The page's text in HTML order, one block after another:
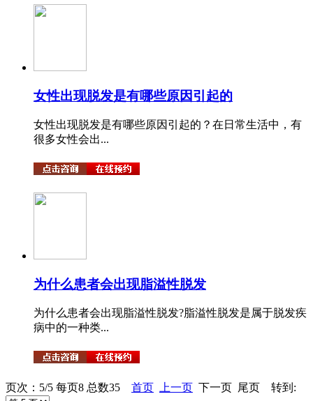
女性出现脱发是有哪些原因引起的
女性出现脱发是有哪些原因引起的？在日常生活中，有
很多女性会出...
为什么患者会出现脂溢性脱发
为什么患者会出现脂溢性脱发?脂溢性脱发是属于脱发疾
病中的一种类...
页次：5/5 每页8 总数35 首页 上一页 下一页 尾页 转到: